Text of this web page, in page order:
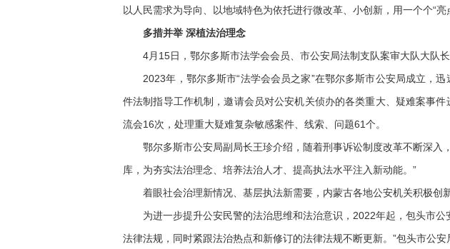
以人民需求为导向、以地域特色为依托进行微改革、小创新，用一个个“亮
多措并举 深植法治理念
4月15日，鄂尔多斯市法学会会员、市公安局法制支队案审大队大队长
2023年，鄂尔多斯市“法学会会员之家”在鄂尔多斯市公安局成立，迅
件法制指导工作机制，邀请会员对公安机关侦办的各类重大、疑难案事
流会16次，处理重大疑难复杂敏感案件、线索、问题61个。
鄂尔多斯市公安局副局长王珍介绍，随着刑事诉讼制度改革不断深入
库，为夯实法治理念、培养法治人才、提高执法水平注入新动能。”
着眼社会治理新情况、基层执法新需要，内蒙古各地公安机关积极创新
为进一步提升公安民警的法治思维和法治意识，2022年起，包头市公
法律法规，同时紧跟法治热点和新修订的法律法规不断更新。”包头市公安